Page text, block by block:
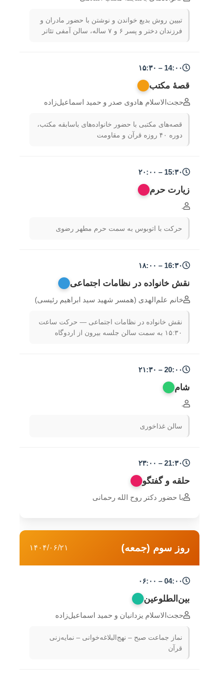
تبیین روش بدیع خواندن و نوشتن با حضور مادران و
فرزندان دختر و پسر ۶ و ۷ ساله، سالن آمفی تئاتر
14:۰۰ – ۱۵:۳۰
قصۀ مکتب
حجت‌الاسلام هادوی صدر و حمید اسماعیل‌زاده
قصه‌های مکتبی با حضور خانواده‌های باسابقه مکتب،
دوره ۴۰ روزه قرآن و مقاومت
15:۳۰ – ۲۰:۰۰
زیارت حرم
.
حرکت با اتوبوس به سمت حرم مطهر رضوی
16:۳۰ – ۱۸:۰۰
نقش خانواده در نظامات اجتماعی
خانم علم‌الهدی (همسر شهید سید ابراهیم رئیسی)
نقش خانواده در نظامات اجتماعی — حرکت ساعت
۱۵:۳۰ به سمت سالن جلسه بیرون از اردوگاه
20:۰۰ – ۲۱:۳۰
شام
.
سالن غذاخوری
21:۳۰ – ۲۳:۰۰
حلقه و گفتگو
با حضور دکتر روح الله رحمانی
روز سوم (جمعه) ۱۴۰۴/۰۶/۲۱
04:۰۰ – ۰۶:۰۰
بین‌الطلوعین
حجت‌الاسلام یزدانیان و حمید اسماعیل‌زاده
نماز جماعت صبح – نهج‌البلاغه‌خوانی – نمایه‌زنی
قرآن